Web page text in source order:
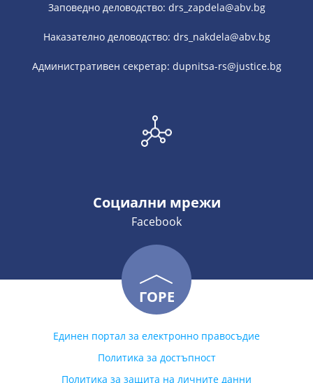
Заповедно деловодство: drs_zapdela@abv.bg
Наказателно деловодство: drs_nakdela@abv.bg
Административен секретар: dupnitsa-rs@justice.bg
Социални мрежи
Facebook
ГОРЕ
Единен портал за електронно правосъдие
Политика за достъпност
Политика за защита на личните данни